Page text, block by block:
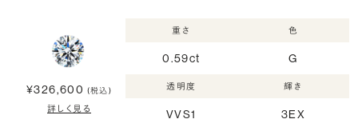
¥326,600 (税込)
詳しく見る
重さ
0.59ct
色
G
透明度
VVS1
輝き
3EX